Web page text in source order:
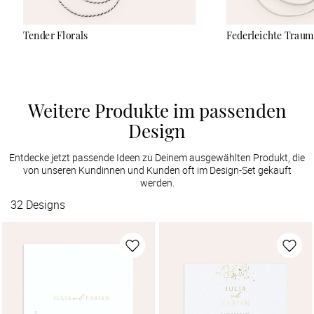
Tender Florals Federleichte
Weitere Produkte im passenden
Design
Entdecke jetzt passende Ideen zu Deinem ausgewählten Produkt, die
von unseren Kundinnen und Kunden oft im Design-Set gekauft
werden.
32 Designs